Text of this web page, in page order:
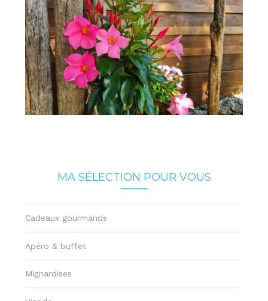
MA SÉLECTION POUR VOUS
Cadeaux gourmands
Apéro & buffet
Mignardises